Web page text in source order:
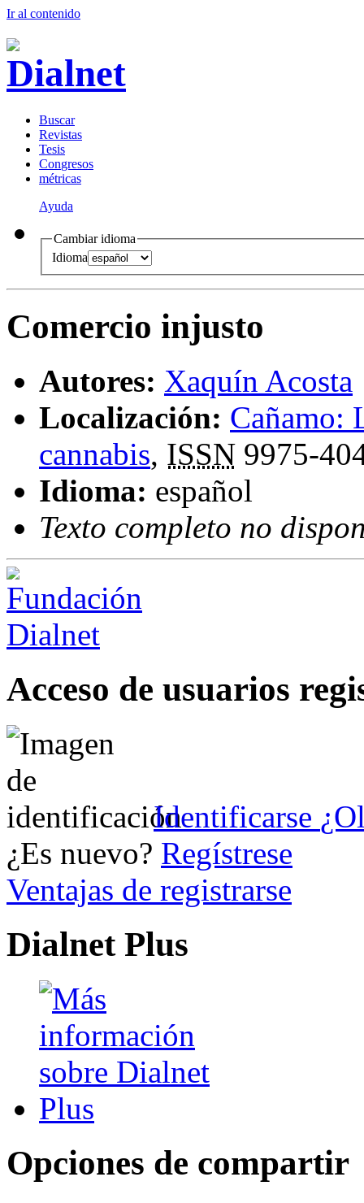
Ir al contenido
Buscar
Revistas
Tesis
Congresos
métricas
Ayuda
Cambiar idioma
Idioma
Comercio injusto
Autores: Xaquín Acosta
Localización: Cañamo:
cannabis, ISSN 9975-
Idioma: español
Texto completo no
Acceso de usuarios
Identificarse
¿Es nuevo? Regístrese
Ventajas de registrarse
Dialnet Plus
Opciones de compartir